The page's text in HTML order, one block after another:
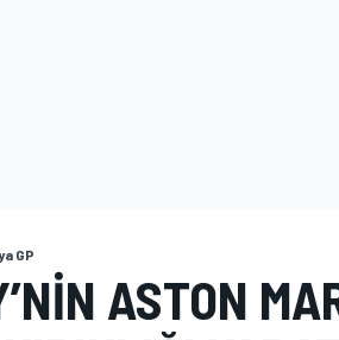
GP
ASTON